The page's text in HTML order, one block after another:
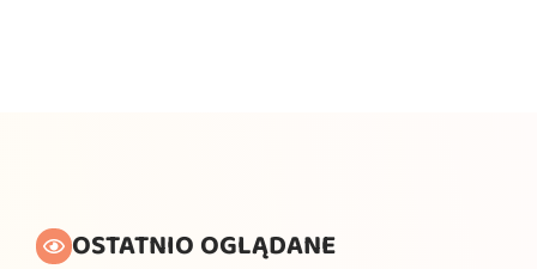
OSTATNIO OGLĄDANE